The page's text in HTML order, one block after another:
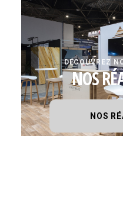
DÉCOUVREZ
NOS
NOS